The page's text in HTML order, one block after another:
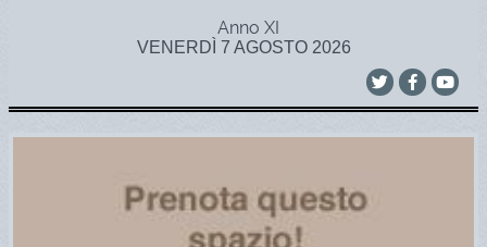
Anno XI
VENERDÌ 7 AGOSTO 2026